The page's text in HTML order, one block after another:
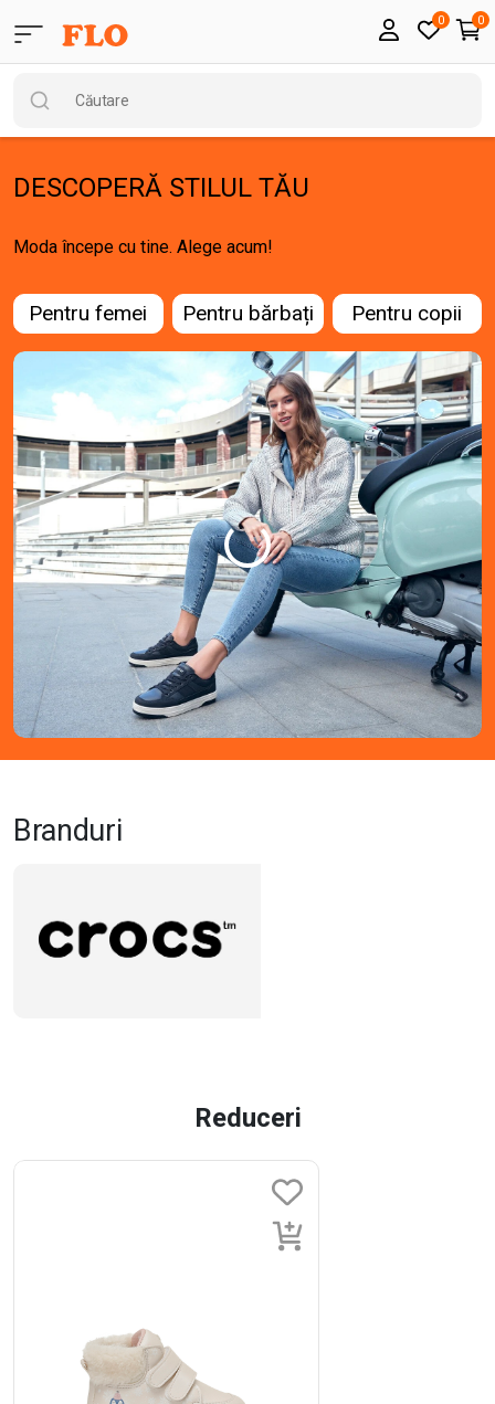
0 0
DESCOPERĂ STILUL TĂU
Moda începe cu tine. Alege acum!
Pentru femei Pentru bărbați Pentru copii
Branduri
Reduceri